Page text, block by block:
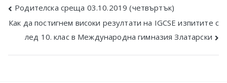
Post
navigation
Родителска среща 03.10.2019 (четвъртък)
Как да постигнем високи резултати на IGCSE изпитите с
лед 10. клас в Международна гимназия Златарски